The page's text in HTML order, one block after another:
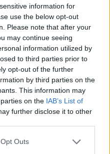
information for
use the below opt-out
Please note that after your
may continue seeing
information utilized by
to third parties prior to
opt-out of the further
by third parties on the
This information may
on the IAB’s List of
further disclose it to other
Outs
T
O